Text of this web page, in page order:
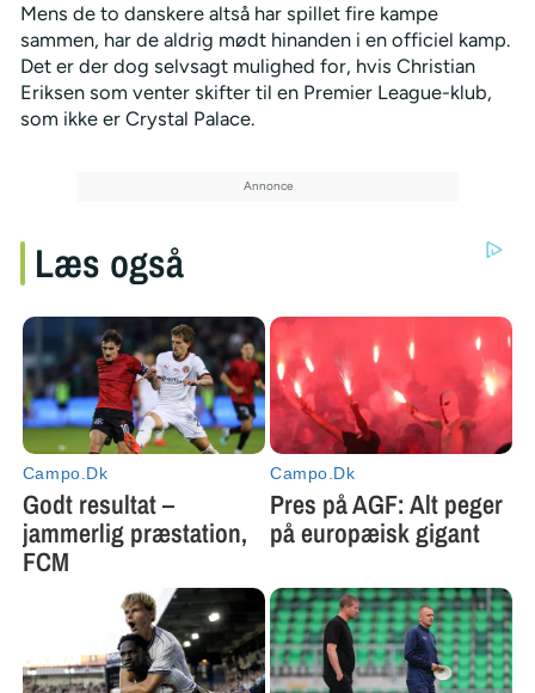
Mens de to danskere altså har spillet fire kampe
sammen, har de aldrig mødt hinanden i en officiel kamp.
Det er der dog selvsagt mulighed for, hvis Christian
Eriksen som venter skifter til en Premier League-klub,
som ikke er Crystal Palace.